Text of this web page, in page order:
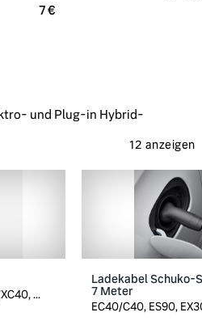
7 €
und Plug-in Hybrid-
12 anzeigen
...
Ladekabel Schuko-
7 Meter
EC40/C40, ES90,